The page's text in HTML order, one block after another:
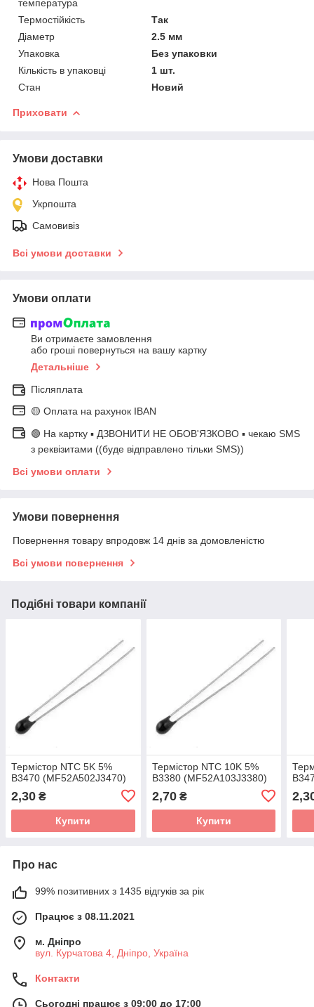
температура
Термостійкість
Так
Діаметр
2.5 мм
Упаковка
Без упаковки
Кількість в упаковці
1 шт.
Стан
Новий
Приховати
Умови доставки
Нова Пошта
Укрпошта
Самовивіз
Всі умови доставки
Умови оплати
Ви отримаєте замовлення
або гроші повернуться на вашу картку
Детальніше
Післяплата
🟡 Оплата на рахунок IBAN
🟢 На картку ▪️ ДЗВОНИТИ НЕ ОБОВ'ЯЗКОВО ▪️ чекаю SMS
з реквізитами ((буде відправлено тільки SMS))
Всі умови оплати
Умови повернення
Повернення товару впродовж 14 днів за домовленістю
Всі умови повернення
Подібні товари компанії
Термістор NTC 5K 5%
B3470 (MF52A502J3470)
2,30 ₴
Купити
Термістор NTC 10K 5%
B3380 (MF52A103J3380)
2,70₴
Купити
Про нас
99% позитивних з 1435 відгуків за рік
Працює з 08.11.2021
м. Дніпро
вул. Курчатова 4, Дніпро, Україна
Контакти
Сьогодні працює з 09:00 до 17:00